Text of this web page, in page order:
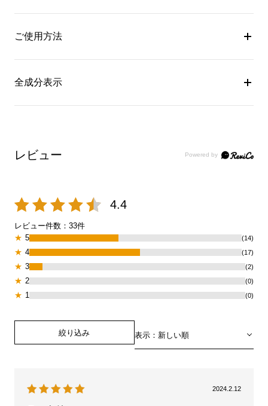
ご使用方法
全成分表示
レビュー
4.4
レビュー件数： 33件
★ 5 (14)
★ 4 (17)
★ 3 (2)
★ 2 (0)
★ 1 (0)
絞り込み 表示：新しい順
2024.2.12